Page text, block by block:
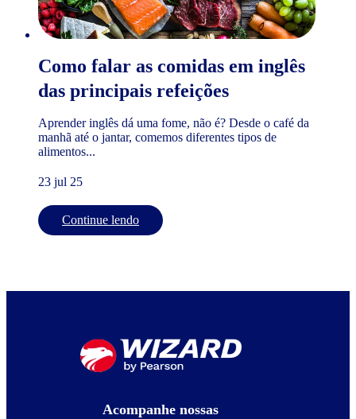
Como falar as comidas em inglês
das principais refeições
Aprender inglês dá uma fome, não é? Desde o café da
manhã até o jantar, comemos diferentes tipos de
alimentos...
23 jul 25
Continue lendo
Acompanhe nossas